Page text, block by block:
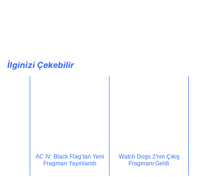
İlginizi Çekebilir
AC IV: Black Flag’tan Yeni
Fragman Yayınlandı
Watch Dogs 2'nin Çıkış
Fragmanı Geldi